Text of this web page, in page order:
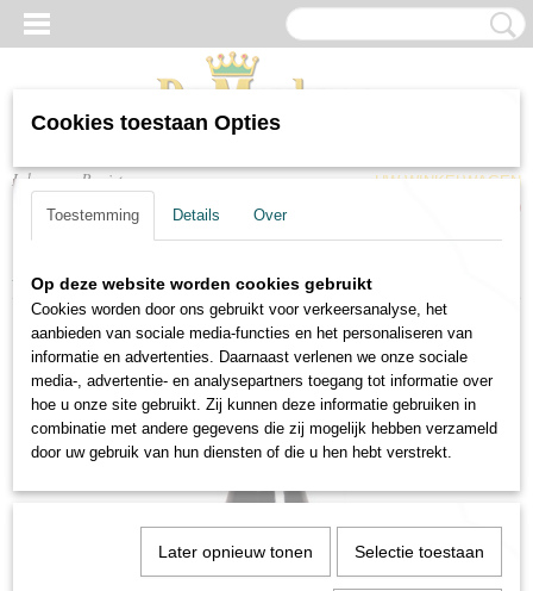
Inloggen Registreren
UW WINKELWAGEN
(0)
Home > > Rode wijnen Rode wijn Proeza Tinto Dão
Cookies toestaan Opties
Toestemming Details Over
Op deze website worden cookies gebruikt
Cookies worden door ons gebruikt voor verkeersanalyse, het
aanbieden van sociale media-functies en het personaliseren van
informatie en advertenties. Daarnaast verlenen we onze sociale
media-, advertentie- en analysepartners toegang tot informatie over
hoe u onze site gebruikt. Zij kunnen deze informatie gebruiken in
combinatie met andere gegevens die zij mogelijk hebben verzameld
door uw gebruik van hun diensten of die u hen hebt verstrekt.
Later opnieuw tonen Selectie toestaan